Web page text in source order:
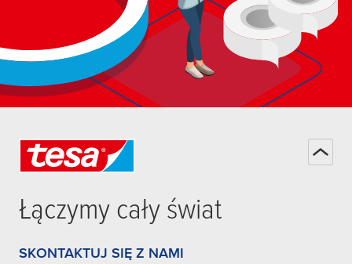
Łączymy cały świat
SKONTAKTUJ SIĘ Z NAMI